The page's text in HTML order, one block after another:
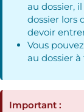
au dossier,
dossier lors
devoir
Vous
au dossier
Important :